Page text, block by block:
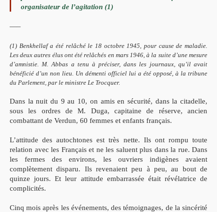
organisateur de l’agitation (1)
—–
(1) Benkhellaf a été relâché le 18 octobre 1945, pour cause de maladie.
Les deux autres élus ontété relâchés en mars 1946, à la suite d’une mesure
d’amnistie. M. Abbas a tenu à préciser, dans les journaux, qu’il avait
bénéficié d’un non lieu. Un démenti officiel lui a été opposé, à la tribune
du Parlement, par le ministre Le Trocquer.
Dans la nuit du 9 au 10, on amis en sécurité, dans la citadelle,
sous les ordres de M. Duga, capitaine de réserve, ancien
combattant de Verdun, 60 femmes et enfants français.
L’attitude des autochtones est très nette. Ils ont rompu toute
relation avec les Français et ne les saluent plus dans la rue. Dans
les fermes des environs, les ouvriers indigènes avaient
complètement disparu. Ils revenaient peu à peu, au bout de
quinzejours. Et leur attitude embarrassée était révélatrice de
complicités.
Cinq mois après les événements, des témoignages, de la sincérité